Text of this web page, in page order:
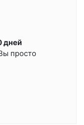
дней
просто